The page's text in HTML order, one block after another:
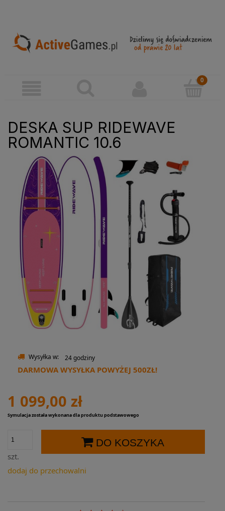
DESKA SUP RIDEWAVE
ROMANTIC 10.6
Wysyłka w: 24 godziny
DARMOWA WYSYŁKA POWYŻEJ 500ZŁ!
1 099,00 zł
Symulacja została wykonana dla produktu podstawowego
szt.
DO KOSZYKA
dodaj do przechowalni